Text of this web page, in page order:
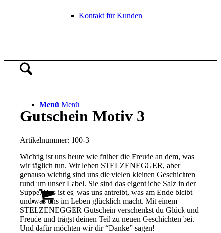
Kontakt für Kunden
Menü Menü
Gutschein Motiv 3
Artikelnummer: 100-3
Wichtig ist uns heute wie früher die Freude an dem, was
wir täglich tun. Wir leben STELZENEGGER, aber
genauso wichtig sind uns die vielen kleinen Geschichten
rund um unser Label. Sie sind das eigentliche Salz in der
Suppe. Das ist es, was uns antreibt, was am Ende bleibt
und was uns im Leben glücklich macht. Mit einem
STELZENEGGER Gutschein verschenkst du Glück und
Freude und trägst deinen Teil zu neuen Geschichten bei.
Und dafür möchten wir dir “Danke” sagen!